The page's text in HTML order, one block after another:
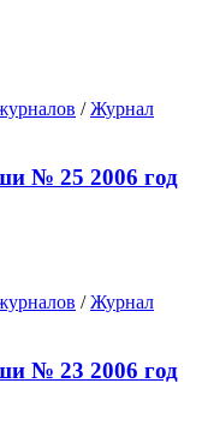
/Журнал
№ 25 2006 год
/Журнал
№ 23 2006 год